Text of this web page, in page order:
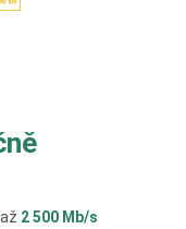
2 500 Mb/s